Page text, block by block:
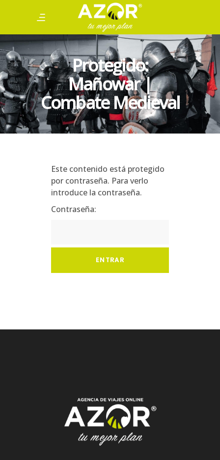
Protegido:
Mañowar |
Combate Medieval
Este contenido está protegido
por contraseña. Para verlo
introduce la contraseña.
Contraseña: